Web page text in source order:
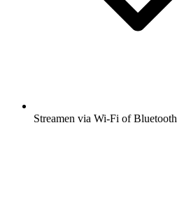
Streamen via Wi-Fi of Bluetooth